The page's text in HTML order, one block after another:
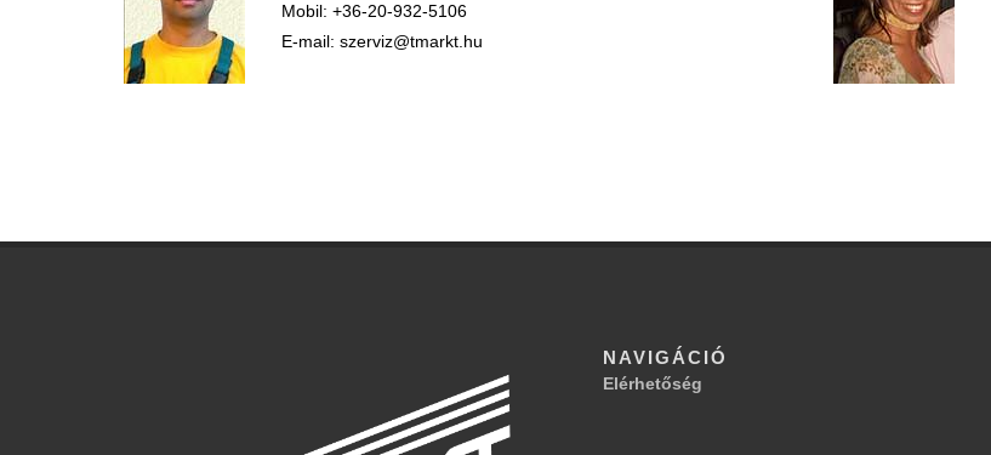
Mobil: +36-20-932-5106
E-mail: szerviz@tmarkt.hu
NAVIGÁCIÓ
Elérhetőség